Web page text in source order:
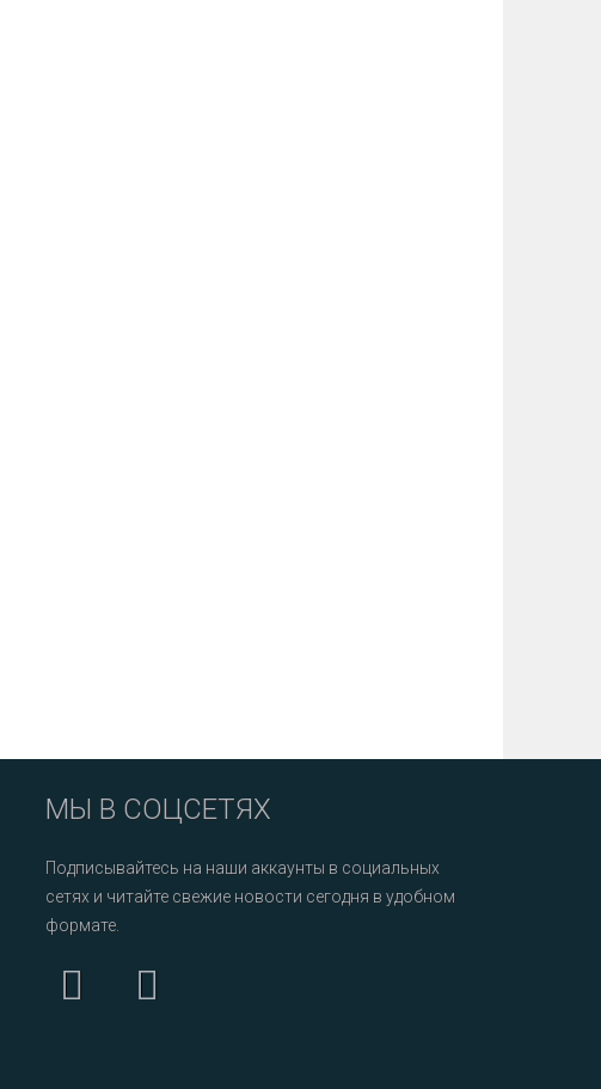
МЫ В СОЦСЕТЯХ
Подписывайтесь на наши аккаунты в социальных
сетях и читайте свежие новости сегодня в удобном
формате.